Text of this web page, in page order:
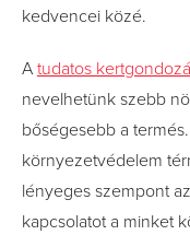
kedvencei közé.
A tudatos
nevelhetünk szebb
bőségesebb a
környezetvédelem
lényeges szempont
kapcsolatot a minket